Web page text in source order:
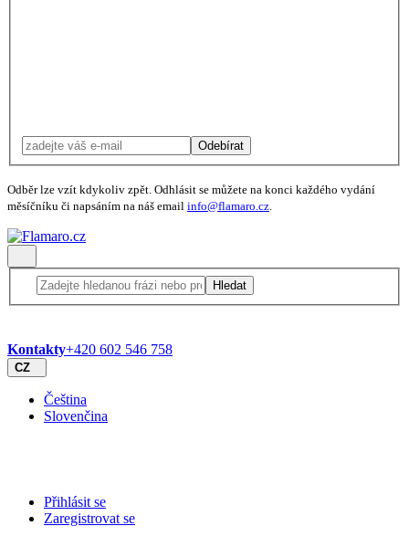
Odebírat
Odběr lze vzít kdykoliv zpět. Odhlásit se můžete na konci každého vydání
měsíčníku či napsáním na náš email info@flamaro.cz.
Hledat
Kontakty+420 602 546 758
CZ
Čeština
Slovenčina
Přihlásit se
Zaregistrovat se